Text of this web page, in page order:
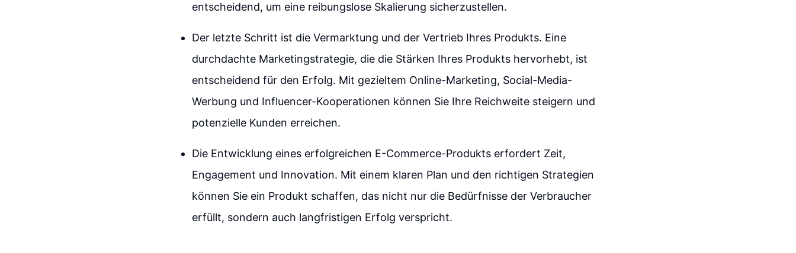
entscheidend, um eine reibungslose Skalierung sicherzustellen.
Der letzte Schritt ist die Vermarktung und der Vertrieb Ihres Produkts. Eine
durchdachte Marketingstrategie, die die Stärken Ihres Produkts hervorhebt, ist
entscheidend für den Erfolg. Mit gezieltem Online-Marketing, Social-Media-
Werbung und Influencer-Kooperationen können Sie Ihre Reichweite steigern und
potenzielle Kunden erreichen.
Die Entwicklung eines erfolgreichen E-Commerce-Produkts erfordert Zeit,
Engagement und Innovation. Mit einem klaren Plan und den richtigen Strategien
können Sie ein Produkt schaffen, das nicht nur die Bedürfnisse der Verbraucher
erfüllt, sondern auch langfristigen Erfolg verspricht.